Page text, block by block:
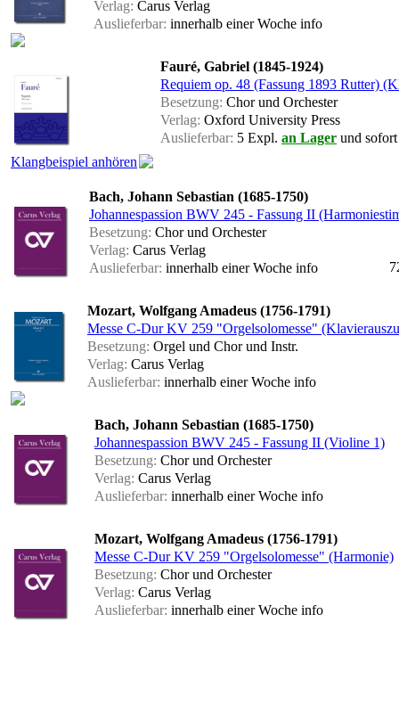
Verlag: Carus Verlag
Auslieferbar: innerhalb einer Woche info
Klangbeispiel anhören
Fauré, Gabriel (1845-1924)
Requiem op. 48 (Fassung 1893 Rutter)
Besetzung: Chor und Orchester
Verlag: Oxford University Press
Auslieferbar: 5 Expl. an Lager und
Bach, Johann Sebastian (1685-1750)
Johannespassion BWV 245 - Fassung II
Besetzung: Chor und Orchester
Verlag: Carus Verlag
Auslieferbar: innerhalb einer Woche info
Mozart, Wolfgang Amadeus (1756-1791)
Messe C-Dur KV 259 "Orgelsolomesse"
Besetzung: Orgel und Chor und Instr.
Verlag: Carus Verlag
Auslieferbar: innerhalb einer Woche info
Bach, Johann Sebastian (1685-1750)
Johannespassion BWV 245 - Fassung II (Violine 1)
Besetzung: Chor und Orchester
Verlag: Carus Verlag
Auslieferbar: innerhalb einer Woche info
Mozart, Wolfgang Amadeus (1756-1791)
Messe C-Dur KV 259 "Orgelsolomesse" (Harmonie)
Besetzung: Chor und Orchester
Verlag: Carus Verlag
Auslieferbar: innerhalb einer Woche info